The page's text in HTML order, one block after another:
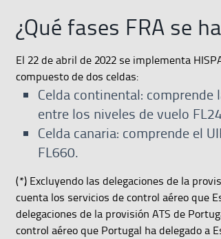
¿Qué fases FRA se
El 22 de abril de 2022 se implementa
compuesto de dos celdas:
Celda continental: comprende
entre los niveles de vuelo
Celda canaria: comprende el
FL660.
(*) Excluyendo las delegaciones de la
cuenta los servicios de control aéreo que
delegaciones de la provisión ATS de
control aéreo que Portugal ha delegado a